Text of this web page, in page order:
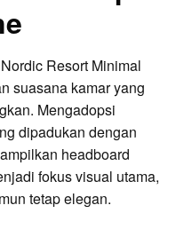
Resort Minimal
suasana kamar yang
Mengadopsi
dipadukan dengan
headboard
fokus visual utama,
tetap elegan.